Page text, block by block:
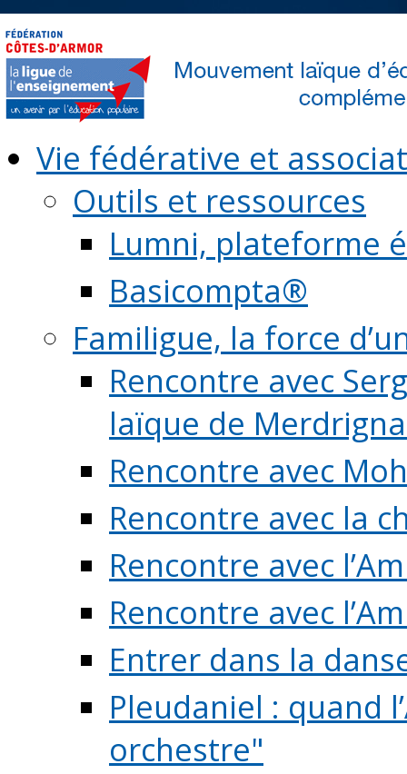
Vie fédérative et
Outils et ressources
Lumni, plateforme
Basicompta®
Familigue, la force
Rencontre avec
laïque de
Rencontre avec
Rencontre avec la
Rencontre avec
Rencontre avec
Entrer dans la
Pleudaniel : quand
orchestre"